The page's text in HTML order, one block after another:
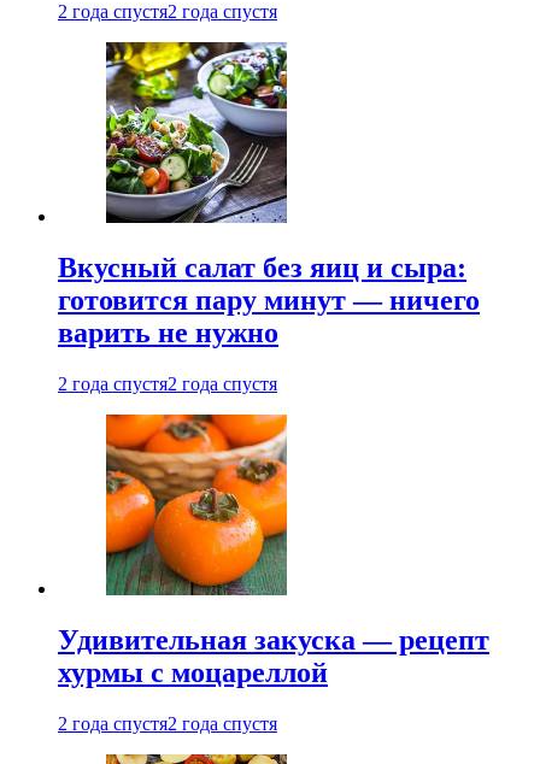
2 года спустя2 года спустя
Вкусный салат без яиц и сыра:
готовится пару минут — ничего
варить не нужно
2 года спустя2 года спустя
Удивительная закуска — рецепт
хурмы с моцареллой
2 года спустя2 года спустя